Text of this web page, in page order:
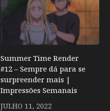
Summer Time Render
#12 – Sempre dá para se
surpreender mais |
Impressões Semanais
JULHO 11, 2022